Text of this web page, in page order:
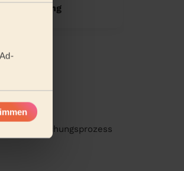
im Buchungsprozess